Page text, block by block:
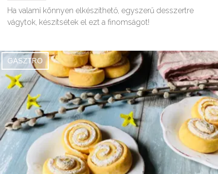
Ha valami könnyen elkészíthető, egyszerű desszertre
vágytok, készítsétek el ezt a finomságot!
GASZTRO